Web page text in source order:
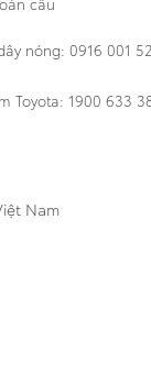
nóng: 0916 001
Toyota: 1900 633
Nam